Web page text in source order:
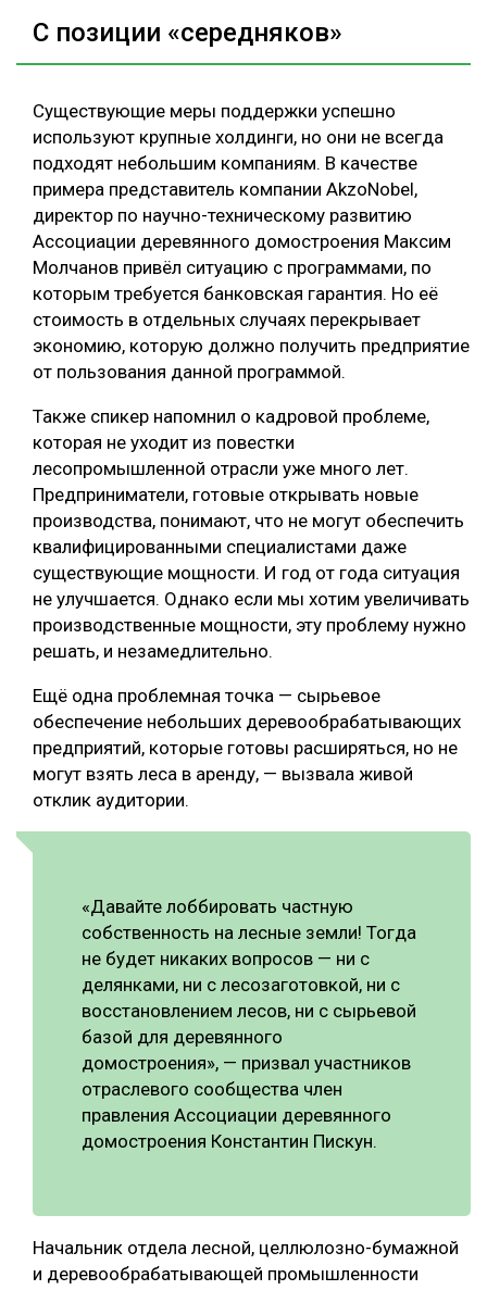
С позиции «середняков»
Существующие меры поддержки успешно
используют крупные холдинги, но они не всегда
подходят небольшим компаниям. В качестве
примера представитель компании AkzoNobel,
директор по научно-техническому развитию
Ассоциации деревянного домостроения Максим
Молчанов привёл ситуацию с программами, по
которым требуется банковская гарантия. Но её
стоимость в отдельных случаях перекрывает
экономию, которую должно получить предприятие
от пользования данной программой.
Также спикер напомнил о кадровой проблеме,
которая не уходит из повестки
лесопромышленной отрасли уже много лет.
Предприниматели, готовые открывать новые
производства, понимают, что не могут обеспечить
квалифицированными специалистами даже
существующие мощности. И год от года ситуация
не улучшается. Однако если мы хотим увеличивать
производственные мощности, эту проблему нужно
решать, и незамедлительно.
Ещё одна проблемная точка — сырьевое
обеспечение небольших деревообрабатывающих
предприятий, которые готовы расширяться, но не
могут взять леса в аренду, — вызвала живой
отклик аудитории.
«Давайте лоббировать частную
собственность на лесные земли! Тогда
не будет никаких вопросов — ни с
делянками, ни с лесозаготовкой, ни с
восстановлением лесов, ни с сырьевой
базой для деревянного
домостроения», — призвал участников
отраслевого сообщества член
правления Ассоциации деревянного
домостроения Константин Пискун.
Начальник отдела лесной, целлюлозно-бумажной
и деревообрабатывающей промышленности